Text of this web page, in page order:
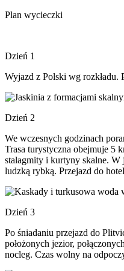
Plan wycieczki
Dzień 1
Wyjazd z Polski wg rozkładu.
Dzień 2
We wczesnych godzinach
Trasa turystyczna obejmuje 5
stalagmity i kurtyny skalne. W
ludzką rybką. Przejazd do
Dzień 3
Po śniadaniu przejazd do
położonych jezior,
nocleg. Czas wolny na